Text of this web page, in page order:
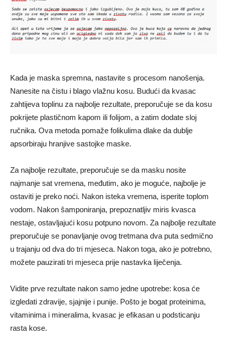
Kada je maska ​​spremna, nastavite s procesom nanošenja.
Nanesite na čistu i blago vlažnu kosu. Budući da kvasac
zahtijeva toplinu za najbolje rezultate, preporučuje se da kosu
pokrijete plastičnom kapom ili folijom, a zatim dodate sloj
ručnika. Ova metoda pomaže folikulima dlake da dublje
apsorbiraju hranjive sastojke maske.
Za najbolje rezultate, preporučuje se da masku nosite
najmanje sat vremena, međutim, ako je moguće, najbolje je
ostaviti je preko noći. Nakon isteka vremena, isperite toplom
vodom. Nakon šamponiranja, prepoznatljiv miris kvasca
nestaje, ostavljajući kosu potpuno novom. Za najbolje rezultate
preporučuje se ponavljanje ovog tretmana dva puta sedmično
u trajanju od dva do tri mjeseca. Nakon toga, ako je potrebno,
možete pauzirati tri mjeseca prije nastavka liječenja.
Vidite prve rezultate nakon samo jedne upotrebe: kosa će
izgledati zdravije, sjajnije i punije. Pošto je bogat proteinima,
vitaminima i mineralima, kvasac je efikasan u podsticanju
rasta kose.